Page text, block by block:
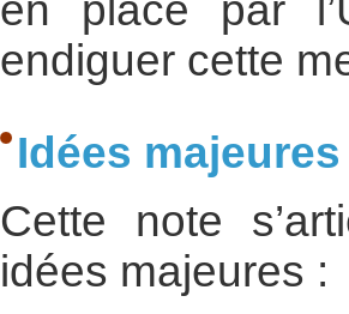
en place par
endiguer cette
Idées majeures
Cette note
idées majeures :